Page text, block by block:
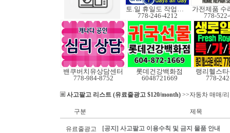
토.일 휴일도 작업가능
778-246-4212
778-
밴쿠버치유상담센터
778-984-8752
롯데건강백화점
6048721669
랭리헬스
778-
사고팔고 리스트 (유료줄광고 $120/month) >>자동차 매매/
구분 제목
유료줄광고 [공지] 사고팔고 이용수칙 및 금지 물품 안내